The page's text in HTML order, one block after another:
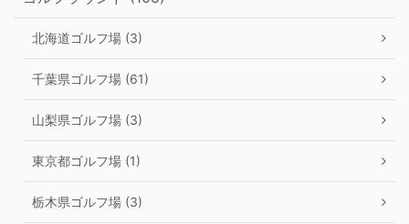
北海道ゴルフ場 (3)
千葉県ゴルフ場 (61)
山梨県ゴルフ場 (3)
東京都ゴルフ場 (1)
栃木県ゴルフ場 (3)